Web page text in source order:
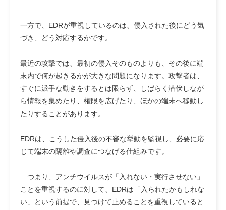
一方で、EDRが重視しているのは、侵入された後にどう気
づき、どう対応するかです。
最近の攻撃では、最初の侵入そのものよりも、その後に端
末内で何が起きるかが大きな問題になります。攻撃者は、
すぐに派手な動きをするとは限らず、しばらく潜伏しなが
ら情報を集めたり、権限を広げたり、ほかの端末へ移動し
たりすることがあります。
EDRは、こうした侵入後の不審な挙動を監視し、必要に応
じて端末の隔離や調査につなげる仕組みです。
…つまり、 アンチウイルスが「入れない・実行させない」
ことを重視するのに対して、 EDRは「入られたかもしれな
い」という前提で、見つけて止めることを重視 していると